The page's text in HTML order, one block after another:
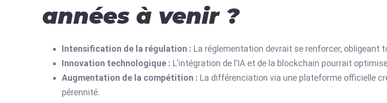
années à venir ?
Intensification de la régulation : La réglementation devrait se renforcer, obligeant
Innovation technologique : L’intégration de l’IA et de la blockchain pourrait
Augmentation de la compétition : La différenciation via une plateforme officielle
pérennité.